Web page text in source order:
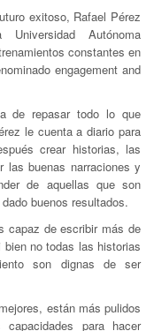
exitoso, Rafael Pérez
Autónoma
constantes en
engagement and
de repasar todo lo que
le cuenta a diario para
crear historias, las
las buenas narraciones y
de aquellas que son
buenos resultados.
capaz de escribir más de
no todas las historias
son dignas de ser
están más pulidos
para hacer